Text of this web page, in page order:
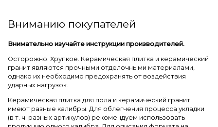
Вниманию покупателей
Внимательно изучайте инструкции производителей.
Осторожно. Хрупкое. Керамическая плитка и керамический
гранит являются прочными отделочными материалами,
однако их необходимо предохранять от воздействия
ударных нагрузок.
Керамическая плитка для пола и керамический гранит
имеют разные калибры. Для облегчения процесса укладки
(в т. ч. разных артикулов) рекомендуем использовать